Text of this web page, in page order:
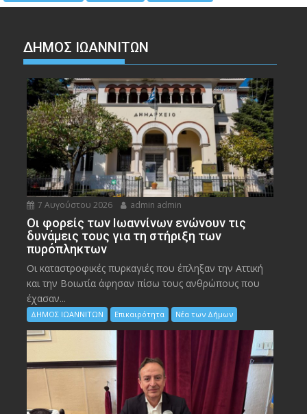
ΔΗΜΟΣ ΙΩΑΝΝΙΤΩΝ
7 Αυγούστου 2026 admin admin
Οι φορείς των Ιωαννίνων ενώνουν τις
δυνάμεις τους για τη στήριξη των
πυρόπληκτων
Οι καταστροφικές πυρκαγιές που έπληξαν την Αττική
και την Bοιωτία άφησαν πίσω τους ανθρώπους που
έχασαν...
ΔΗΜΟΣ ΙΩΑΝΝΙΤΩΝ Επικαιρότητα Νέα των Δήμων